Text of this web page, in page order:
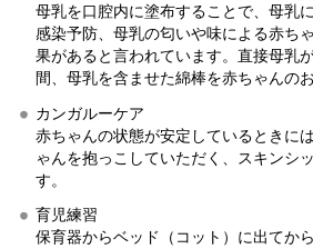
母乳を口腔内に塗布することで、母乳
感染予防、母乳の匂いや味による赤ち
果があると言われています。直接母乳
間、母乳を含ませた綿棒を赤ちゃんの
カンガルーケア
赤ちゃんの状態が安定しているときに
ゃんを抱っこしていただく、スキンシ
す。
育児練習
保育器からベッド（コット）に出てか